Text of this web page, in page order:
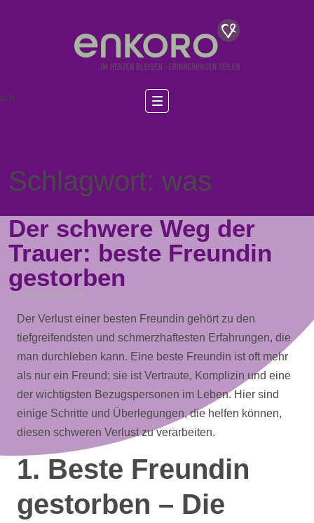
Schlagwort: was
Der schwere Weg der
Trauer: beste Freundin
gestorben
13. November 2024
Der Verlust einer besten Freundin gehört zu den
tiefgreifendsten und schmerzhaftesten Erfahrungen, die
man durchleben kann. Eine beste Freundin ist oft mehr
als nur ein Freund; sie ist Vertraute, Komplizin und eine
der wichtigsten Bezugspersonen im Leben. Hier sind
einige Schritte und Überlegungen, die helfen können,
diesen schweren Verlust zu verarbeiten.
1. Beste Freundin
gestorben – Die